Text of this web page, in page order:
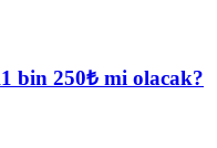
bin 250₺ mi olacak?